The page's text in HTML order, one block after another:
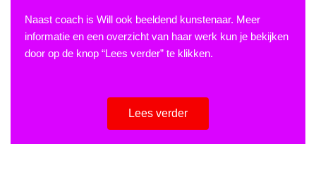
Naast coach is Will ook beeldend kunstenaar. Meer
informatie en een overzicht van haar werk kun je bekijken
door op de knop “Lees verder” te klikken.
Lees verder